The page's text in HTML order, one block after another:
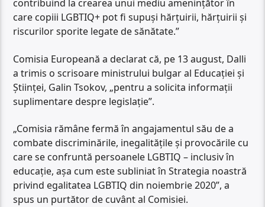
contribuind la crearea unui mediu amenințător în
care copiii LGBTIQ+ pot fi supuși hărțuirii, hărțuirii și
riscurilor sporite legate de sănătate.”
Comisia Europeană a declarat că, pe 13 august, Dalli
a trimis o scrisoare ministrului bulgar al Educației și
Științei, Galin Tsokov, „pentru a solicita informații
suplimentare despre legislație”.
„Comisia rămâne fermă în angajamentul său de a
combate discriminările, inegalitățile și provocările cu
care se confruntă persoanele LGBTIQ – inclusiv în
educație, așa cum este subliniat în Strategia noastră
privind egalitatea LGBTIQ din noiembrie 2020”, a
spus un purtător de cuvânt al Comisiei.